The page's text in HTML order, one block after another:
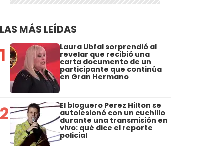
LAS MÁS LEÍDAS
1 Laura Ubfal sorprendió al
revelar que recibió una
carta documento de un
participante que continúa
en Gran Hermano
2 El bloguero Perez Hilton se
autolesionó con un cuchillo
durante una transmisión en
vivo: qué dice el reporte
policial